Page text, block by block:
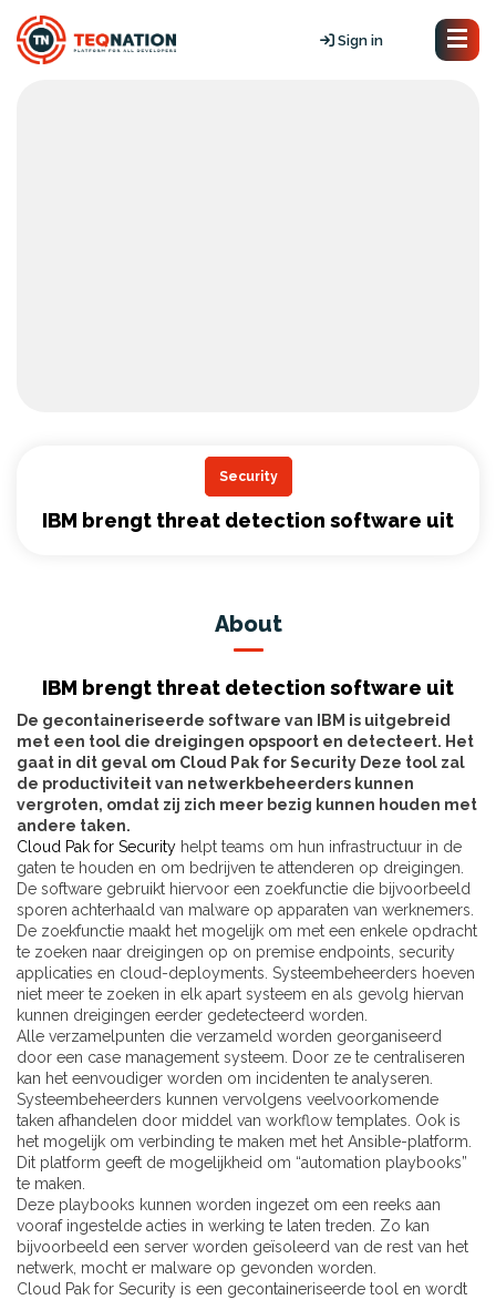
Sign in
Security
IBM brengt threat detection software uit
About
IBM brengt threat detection software uit
De gecontaineriseerde software van IBM is uitgebreid
met een tool die dreigingen opspoort en detecteert. Het
gaat in dit geval om Cloud Pak for Security Deze tool zal
de productiviteit van netwerkbeheerders kunnen
vergroten, omdat zij zich meer bezig kunnen houden met
andere taken.
Cloud Pak for Security helpt teams om hun infrastructuur in de
gaten te houden en om bedrijven te attenderen op dreigingen.
De software gebruikt hiervoor een zoekfunctie die bijvoorbeeld
sporen achterhaald van malware op apparaten van werknemers.
De zoekfunctie maakt het mogelijk om met een enkele opdracht
te zoeken naar dreigingen op on premise endpoints, security
applicaties en cloud-deployments. Systeembeheerders hoeven
niet meer te zoeken in elk apart systeem en als gevolg hiervan
kunnen dreigingen eerder gedetecteerd worden.
Alle verzamelpunten die verzameld worden georganiseerd
door een case management systeem. Door ze te centraliseren
kan het eenvoudiger worden om incidenten te analyseren.
Systeembeheerders kunnen vervolgens veelvoorkomende
taken afhandelen door middel van workflow templates. Ook is
het mogelijk om verbinding te maken met het Ansible-platform.
Dit platform geeft de mogelijkheid om “automation playbooks”
te maken.
Deze playbooks kunnen worden ingezet om een reeks aan
vooraf ingestelde acties in werking te laten treden. Zo kan
bijvoorbeeld een server worden geïsoleerd van de rest van het
netwerk, mocht er malware op gevonden worden.
Cloud Pak for Security is een gecontaineriseerde tool en wordt